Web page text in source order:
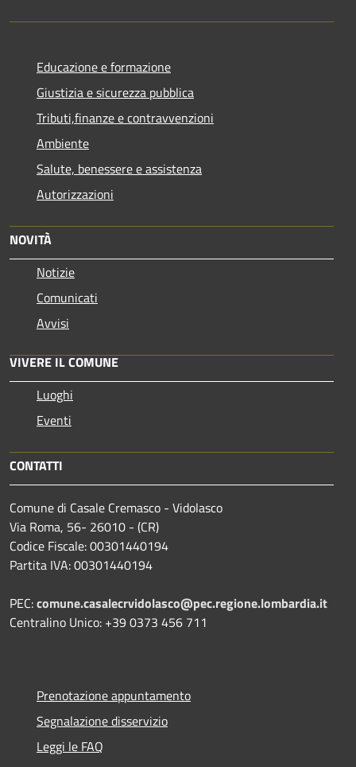
Educazione e formazione
Giustizia e sicurezza pubblica
Tributi,finanze e contravvenzioni
Ambiente
Salute, benessere e assistenza
Autorizzazioni
NOVITÀ
Notizie
Comunicati
Avvisi
VIVERE IL COMUNE
Luoghi
Eventi
CONTATTI
Comune di Casale Cremasco - Vidolasco
Via Roma, 56- 26010 - (CR)
Codice Fiscale: 00301440194
Partita IVA: 00301440194
PEC:comune.casalecrvidolasco@pec.regione.lombardia.it
Centralino Unico: +39 0373 456 711
Prenotazione appuntamento
Segnalazione disservizio
Leggi le FAQ